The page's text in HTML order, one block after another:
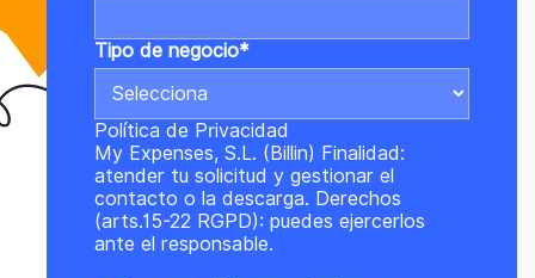
Tipo de negocio*
Política de Privacidad
My Expenses, S.L. (Billin) Finalidad:
atender tu solicitud y gestionar el
contacto o la descarga. Derechos
(arts.15-22 RGPD): puedes ejercerlos
ante el responsable.